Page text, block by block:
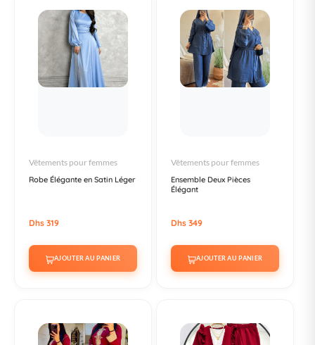
Vêtements pour femmes
Robe Élégante en Satin Léger
Dhs 319
AJOUTER AU PANIER
Vêtements pour femmes
Ensemble Deux Pièces
Élégant
Dhs 349
AJOUTER AU PANIER